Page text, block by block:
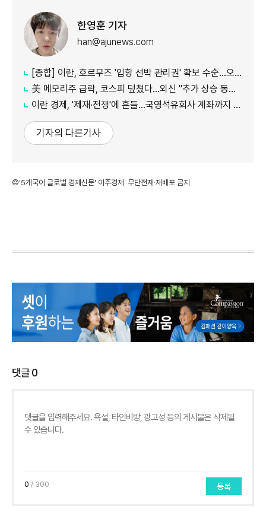
한영훈 기자
han@ajunews.com
[종합] 이란, 호르무즈 '입항 선박 관리권' 확보 수순…오만과 새 항로 합의
美 메모리주 급락, 코스피 덮쳤다…외신 "추가 상승 동력 의문"
이란 경제, '제재·전쟁'에 흔들…국영석유회사 계좌까지 동결
기자의 다른기사
©'5개국어 글로벌 경제신문' 아주경제. 무단전재·재배포 금지
댓글0
0 / 300 등록